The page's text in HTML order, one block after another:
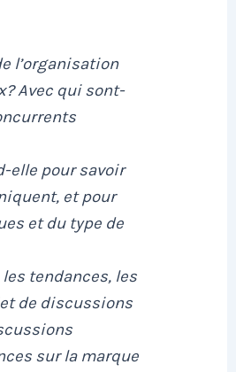
l’organisation
Avec qui sont-
elle pour savoir
et pour
et du type de
tendances, les
de discussions
sur la marque